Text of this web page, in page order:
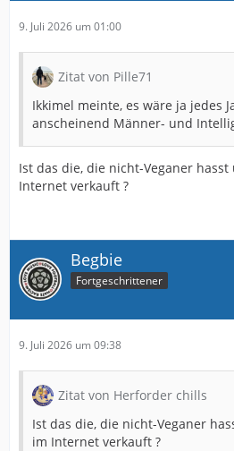
9. Juli 2026 um 01:00
Zitat von Pille71
Ikkimel meinte, es wäre ja jedes
anscheinend Männer- und
Ist das die, die nicht-Veganer
Internet verkauft ?
Begbie
Fortgeschrittener
9. Juli 2026 um 09:38
Zitat von Herforder chills
Ist das die, die nicht-Veganer
im Internet verkauft ?